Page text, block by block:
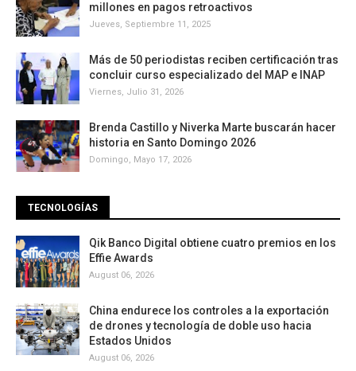
millones en pagos retroactivos
Jueves, Septiembre 11, 2025
Más de 50 periodistas reciben certificación tras
concluir curso especializado del MAP e INAP
Viernes, Julio 31, 2026
Brenda Castillo y Niverka Marte buscarán hacer
historia en Santo Domingo 2026
Domingo, Mayo 17, 2026
TECNOLOGÍAS
Qik Banco Digital obtiene cuatro premios en los
Effie Awards
August 06, 2026
China endurece los controles a la exportación
de drones y tecnología de doble uso hacia
Estados Unidos
August 06, 2026